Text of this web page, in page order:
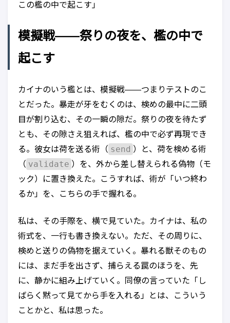
この檻の中で起こす」
模擬戦——祭りの夜を、檻の中で
起こす
カイナのいう檻とは、模擬戦——つまりテストのこ
とだった。暴走が牙をむくのは、検めの最中に二頭
目が割り込む、その一瞬の隙だ。祭りの夜を待たず
とも、その隙さえ狙えれば、檻の中で必ず再現でき
る。彼女は荷を送る術（ send ）と、荷を検める術
（ validate ）を、外から差し替えられる偽物（モ
ック）に置き換えた。こうすれば、術が「いつ終わ
るか」を、こちらの手で握れる。
私は、その手際を、横で見ていた。カイナは、私の
術式を、一行も書き換えない。ただ、その周りに、
検めと送りの偽物を据えていく。暴れる獣そのもの
には、まだ手を出さず、捕らえる罠のほうを、先
に、静かに組み上げていく。同僚の言っていた「し
ばらく黙って見てから手を入れる」とは、こういう
ことかと、私は思った。